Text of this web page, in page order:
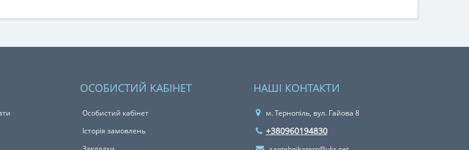
ОСОБИСТИЙ КАБІНЕТ
Особистий кабінет
Історія замовлень
НАШІ КОНТАКТИ
м. Тернопіль, вул. Гайова 8
+380960194830